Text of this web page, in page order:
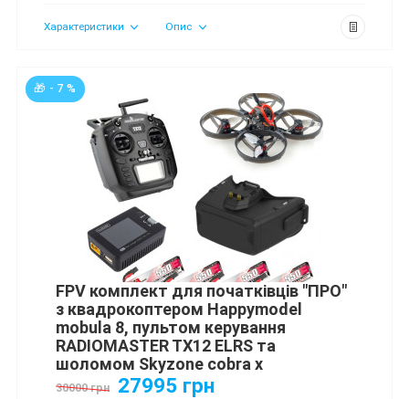
Характеристики Опис
🎁 - 7 %
FPV комплект для початківців "ПРО"
з квадрокоптером Happymodel
mobula 8, пультом керування
RADIOMASTER TX12 ELRS та
шоломом Skyzone cobra x
30000 грн 27995 грн